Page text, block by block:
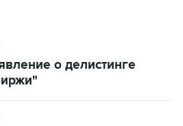
о делистинге